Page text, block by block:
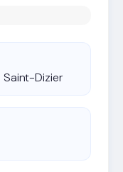
Saint-Dizier